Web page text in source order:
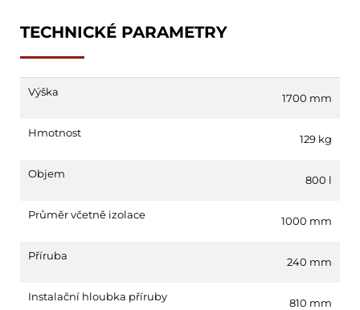
TECHNICKÉ PARAMETRY
Výška 1700 mm
Hmotnost 129 kg
Objem 800 l
Průměr včetně izolace 1000 mm
Příruba 240 mm
Instalační hloubka příruby 810 mm